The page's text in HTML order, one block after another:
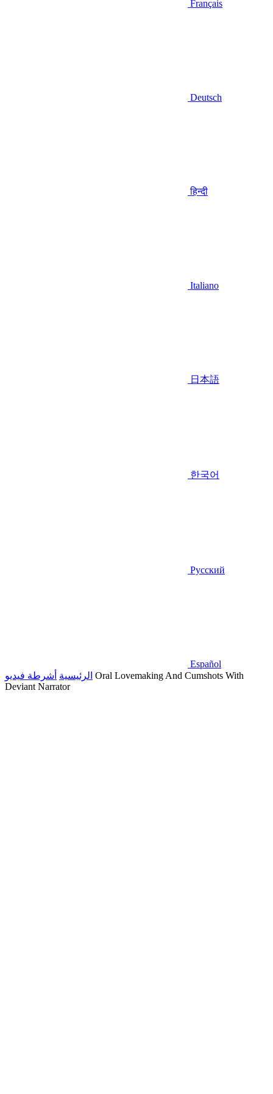
Français
Deutsch
हिन्दी
Italiano
日本語
한국어
Русский
Español
الرئيسية أشرطة فيديو
Oral Lovemaking And Cumshots With
Deviant Narrator